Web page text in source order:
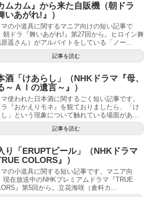
ムカム』から来た自販機（朝ドラ
いあがれ!』）
マの小道具に関するマニア向けの短い記事で
朝ドラ『舞いあがれ!』第27回から。ヒロイン舞
原遥さん）がアルバイトをしている「ノー...
記事を読む
酒「けあらし」（NHKドラマ『母、
～ＡＩの遺言～』）
マ使われた日本酒に関するごく短い記事です。
『おかえりモネ』を観ておりましたら、「け
」という現象について触れている場面があ...
記事を読む
り「ERUPTビール」（NHKドラマ
COLORS』）
マの小道具に関する短い記事です。マニア向
現在放送中のNHKプレミアムドラマ『TRUE
』第5回から。立花海咲（倉科カ...